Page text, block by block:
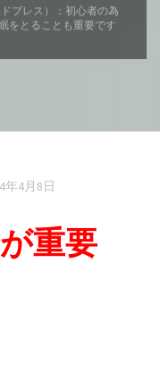
ドプレス）：初心者の為
をとることも重要です
年4月8日
重要